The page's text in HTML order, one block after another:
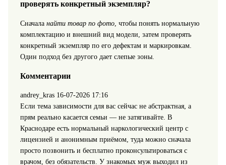
проверять конкретный экземпляр?
Сначала найти товар по фото, чтобы понять нормальную
комплектацию и внешний вид модели, затем проверять
конкретный экземпляр по его дефектам и маркировкам.
Один подход без другого дает слепые зоны.
Комментарии
andrey_kras 16-07-2026 17:16
Если тема зависимости для вас сейчас не абстрактная, а
прям реально касается семьи — не затягивайте. В
Краснодаре есть нормальный наркологический центр с
лицензией и анонимным приёмом, туда можно сначала
просто позвонить и бесплатно проконсультироваться с
врачом, без обязательств. У знакомых муж выходил из